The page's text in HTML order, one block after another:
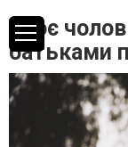
Троє
батьками